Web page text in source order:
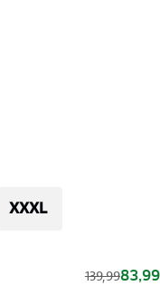
XXXL
139,9983,99